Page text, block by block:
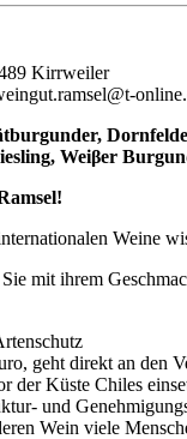
Kirrweiler
Weiβer
Weine
mit ihrem
geht direkt an den
der Küste Chiles
und
Wein viele